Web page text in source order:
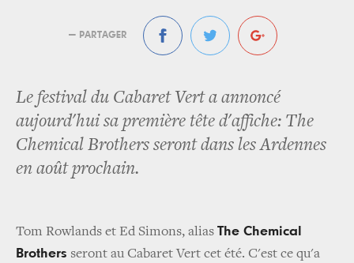
— PARTAGER
Le festival du Cabaret Vert a annoncé
aujourd'hui sa première tête d'affiche: The
Chemical Brothers seront dans les Ardennes
en août prochain.
Tom Rowlands et Ed Simons, alias The Chemical
Brothers seront au Cabaret Vert cet été. C'est ce qu'a